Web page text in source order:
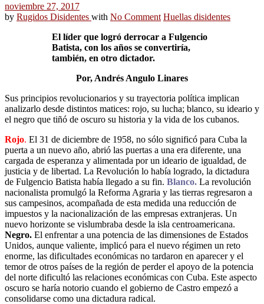
noviembre 27, 2017
by Rugidos Disidentes with No Comment Huellas disidentes
El líder que logró derrocar a Fulgencio
Batista, con los años se convertiría,
también, en otro dictador.
Por, Andrés Angulo Linares
Sus principios revolucionarios y su trayectoria política implican
analizarlo desde distintos matices: rojo, su lucha; blanco, su ideario y
el negro que tiñó de oscuro su historia y la vida de los cubanos.
Rojo. El 31 de diciembre de 1958, no sólo significó para Cuba la
puerta a un nuevo año, abrió las puertas a una era diferente, una
cargada de esperanza y alimentada por un ideario de igualdad, de
justicia y de libertad. La Revolución lo había logrado, la dictadura
de Fulgencio Batista había llegado a su fin. Blanco. La revolución
nacionalista promulgó la Reforma Agraria y las tierras regresaron a
sus campesinos, acompañada de esta medida una reducción de
impuestos y la nacionalización de las empresas extranjeras. Un
nuevo horizonte se vislumbraba desde la isla centroamericana.
Negro. El enfrentar a una potencia de las dimensiones de Estados
Unidos, aunque valiente, implicó para el nuevo régimen un reto
enorme, las dificultades económicas no tardaron en aparecer y el
temor de otros países de la región de perder el apoyo de la potencia
del norte dificultó las relaciones económicas con Cuba. Este aspecto
oscuro se haría notorio cuando el gobierno de Castro empezó a
consolidarse como una dictadura radical.